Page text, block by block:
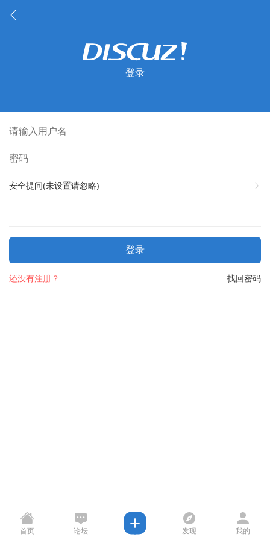
登录
安全提问(未设置请忽略)
登录
找回密码
还没有注册？
首页 论坛 发现 我的